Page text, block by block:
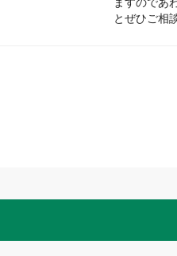
ますのであわ
とぜひご相